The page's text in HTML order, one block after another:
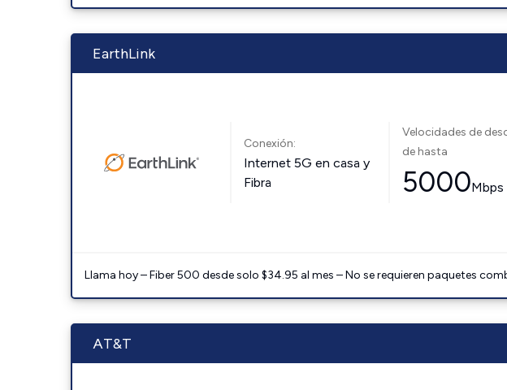
EarthLink
Conexión:
Internet 5G en casa y
Fibra
Velocidades de
de hasta
5000Mbps
Llama hoy – Fiber 500 desde solo $34.95 al mes – No se requieren paquetes
AT&T